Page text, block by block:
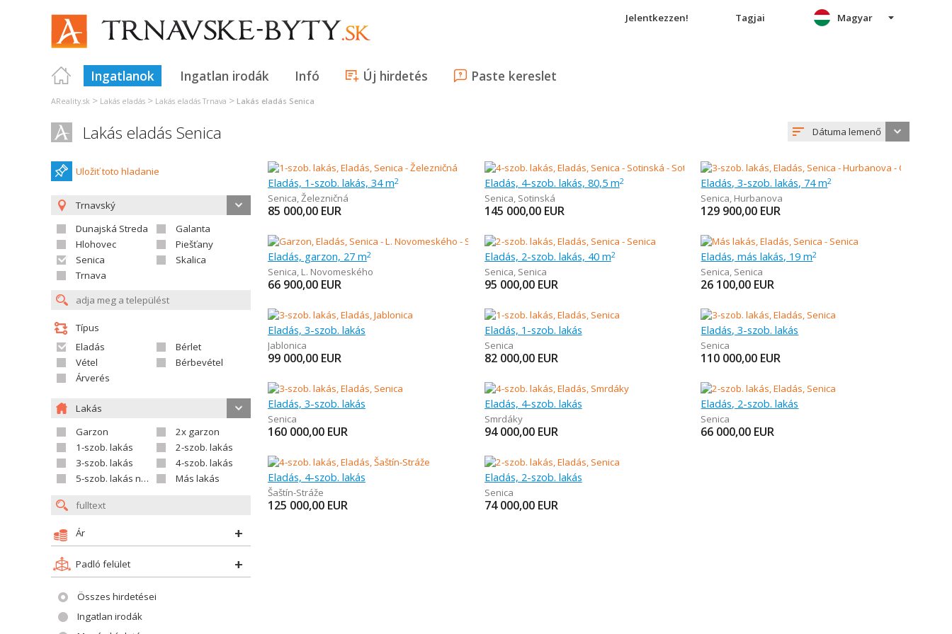
Jelentkezzen! Tagjai
Ingatlanok Ingatlan irodák Infó Új hirdetés Paste kereslet
Magyar
AReality.sk > Lakás eladás > Lakás eladás Trnava > Lakás eladás Senica
Lakás eladás Senica Dátuma lemenő
Uložiť toto hladanie
Trnavský
Dunajská Streda
Galanta
Hlohovec
Piešťany
Senica
Skalica
Trnava
Típus
Eladás
Bérlet
Vétel
Bérbevétel
Árverés
Lakás
Garzon
2x garzon
1-szob. lakás
2-szob. lakás
3-szob. lakás
4-szob. lakás
5-szob. lakás nagyobb
Más lakás
Ár
Padló felület
Összes hirdetései
Ingatlan irodák
Eladás, 1-szob. lakás, 34 m2
Senica,Železničná
85 000,00 EUR
Eladás, 4-szob. lakás, 80,5 m2
Senica, Sotinská
145 000,00 EUR
Eladás, 3-szob. lakás, 74 m2
Senica, Hurbanova
129 900,00 EUR
Eladás, garzon, 27 m2
Senica, L. Novomeského
66 900,00 EUR
Eladás, 2-szob. lakás, 40 m2
Senica, Senica
95 000,00 EUR
Eladás, más lakás, 19 m2
Senica, Senica
26 100,00 EUR
Eladás, 3-szob. lakás
Jablonica
99 000,00 EUR
Eladás, 1-szob. lakás
Senica
82 000,00 EUR
Eladás, 3-szob. lakás
Senica
110 000,00 EUR
Eladás, 3-szob. lakás
Senica
160 000,00 EUR
Eladás, 4-szob. lakás
Smrdáky
94 000,00 EUR
Eladás, 2-szob. lakás
Senica
66 000,00 EUR
Eladás, 4-szob. lakás
Šaštín-Stráže
125 000,00 EUR
Eladás, 2-szob. lakás
Senica
74 000,00 EUR